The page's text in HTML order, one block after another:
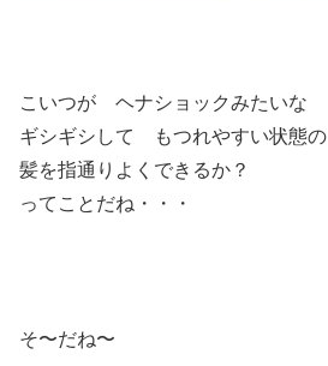
こいつが ヘナショックみたいな
ギシギシして もつれやすい状態の
髪を指通りよくできるか？
ってことだね・・・
そ〜だね〜